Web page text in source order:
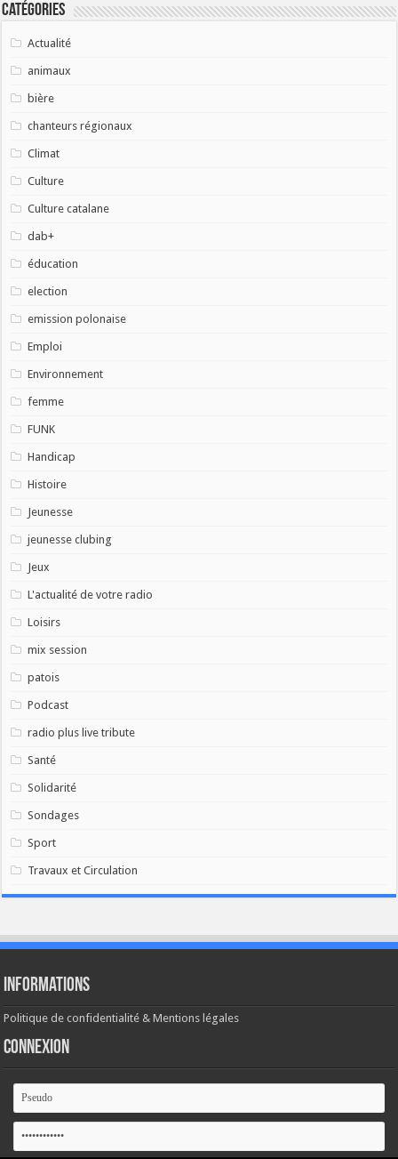
Catégories
Actualité
animaux
bière
chanteurs régionaux
Climat
Culture
Culture catalane
dab+
éducation
election
emission polonaise
Emploi
Environnement
femme
FUNK
Handicap
Histoire
Jeunesse
jeunesse clubing
Jeux
L'actualité de votre radio
Loisirs
mix session
patois
Podcast
radio plus live tribute
Santé
Solidarité
Sondages
Sport
Travaux et Circulation
Informations
Politique de confidentialité & Mentions légales
Connexion